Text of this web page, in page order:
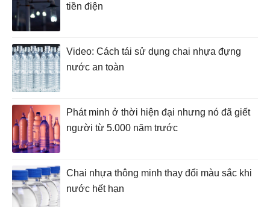
tiền điện
Video: Cách tái sử dụng chai nhựa đựng
nước an toàn
Phát minh ở thời hiện đại nhưng nó đã giết
người từ 5.000 năm trước
Chai nhựa thông minh thay đổi màu sắc khi
nước hết hạn